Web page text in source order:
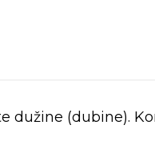
dužine (dubine).